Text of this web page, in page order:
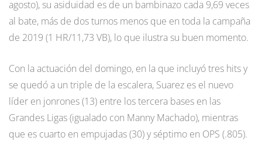
agosto), su asiduidad es de un bambinazo cada 9,69 veces
al bate, más de dos turnos menos que en toda la campaña
de 2019 (1 HR/11,73 VB), lo que ilustra su buen momento.
Con la actuación del domingo, en la que incluyó tres hits y
se quedó a un triple de la escalera, Suarez es el nuevo
líder en jonrones (13) entre los tercera bases en las
Grandes Ligas (igualado con Manny Machado), mientras
que es cuarto en empujadas (30) y séptimo en OPS (.805).